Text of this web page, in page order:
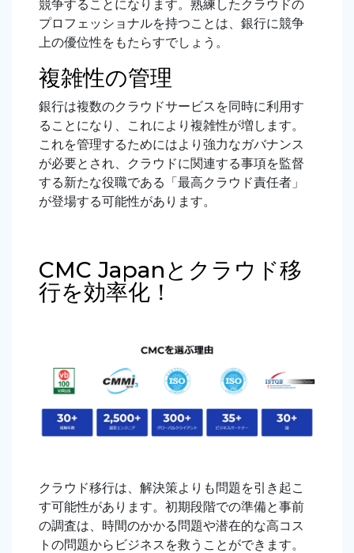
競争することになります。熟練したクラウドの
プロフェッショナルを持つことは、銀行に競争
上の優位性をもたらすでしょう。
複雑性の管理
銀行は複数のクラウドサービスを同時に利用す
ることになり、これにより複雑性が増します。
これを管理するためにはより強力なガバナンス
が必要とされ、クラウドに関連する事項を監督
する新たな役職である「最高クラウド責任者」
が登場する可能性があります。
CMC Japanとクラウド移
行を効率化！
クラウド移行は、解決策よりも問題を引き起こ
す可能性があります。初期段階での準備と事前
の調査は、時間のかかる問題や潜在的な高コス
トの問題からビジネスを救うことができます。